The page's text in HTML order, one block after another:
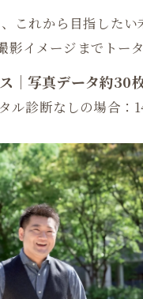
これから目指したい
影イメージまでトー
｜写真データ約30
ル診断なしの場合：